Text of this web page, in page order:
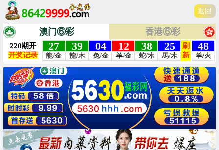
返回
澳门⑥彩 香港⑥彩